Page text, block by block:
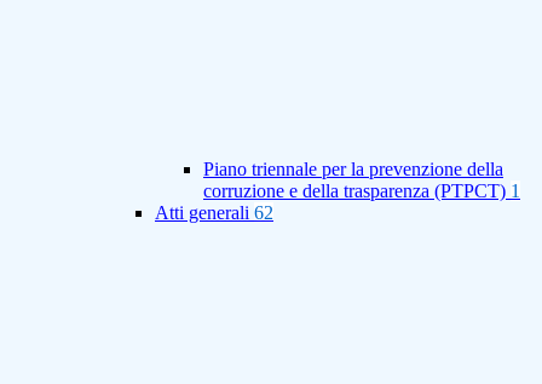
Piano triennale per la prevenzione della
corruzione e della trasparenza (PTPCT) 1
Atti generali 62